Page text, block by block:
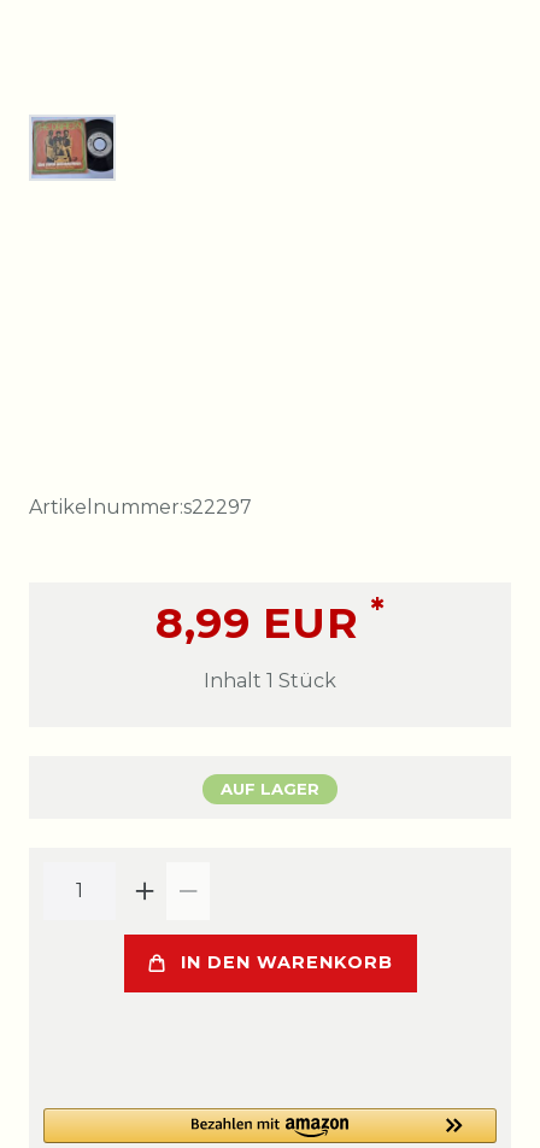
Artikelnummer:s22297
8,99 EUR *
Inhalt 1 Stück
AUF LAGER
IN DEN WARENKORB